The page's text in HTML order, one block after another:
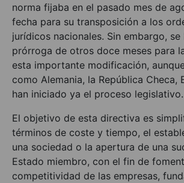
norma fijaba en el pasado mes de
fecha para su transposición a los
jurídicos nacionales. Sin embargo,
prórroga de otros doce meses para
esta importante modificación,
como Alemania, la República Checa,
han iniciado ya el proceso legislativo.
El objetivo de esta directiva es
términos de coste y tiempo, el
una sociedad o la apertura de una
Estado miembro, con el fin de
competitividad de las empresas,